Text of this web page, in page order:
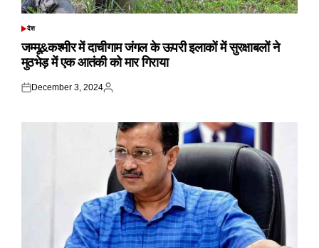
POSTED
देश
जम्मू&कश्मीर में दाचीगाम जंगल के ऊपरी इलाकों में सुरक्षाबलों ने
मुठभेड़ में एक आतंकी को मार गिराया
Posted
December 3, 2024
Posted